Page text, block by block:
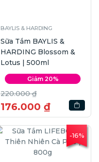
BAYLIS & HARDING
Sữa Tắm BAYLIS &
HARDING Blossom &
Lotus | 500ml
Giảm 20%
220.000 ₫
176.000 ₫
-16%